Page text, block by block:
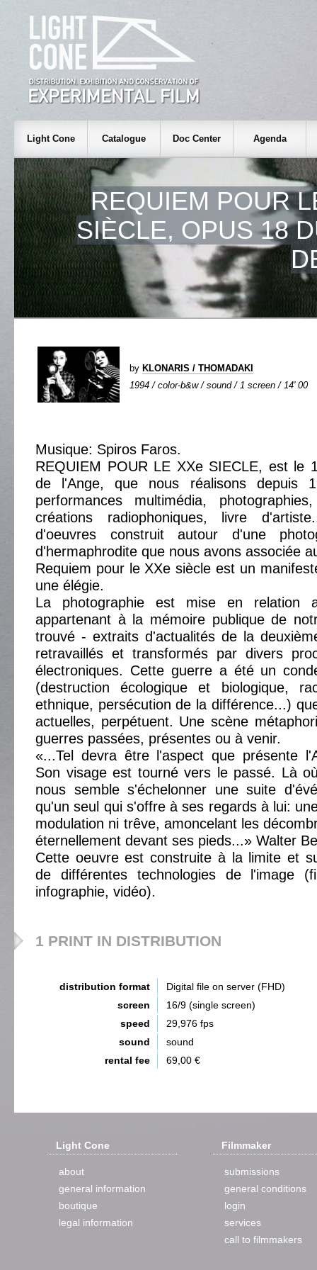
Light Cone Catalogue Doc Center Agenda
REQUIEM POUR
SIÈCLE, OPUS 18
by KLONARIS / THOMADAKI
1994 / color-b&w / sound / 1 screen / 14' 00
Musique: Spiros Faros.
REQUIEM POUR LE XXe SIECLE, est le
de l'Ange, que nous réalisons depuis
performances multimédia,
créations radiophoniques, livre
d'oeuvres construit autour d'une
d'hermaphrodite que nous avons associée
Requiem pour le XXe siècle est un
une élégie.
La photographie est mise en relation
appartenant à la mémoire publique de
trouvé - extraits d'actualités de la
retravaillés et transformés par divers
électroniques. Cette guerre a été un
(destruction écologique et biologique,
ethnique, persécution de la différence...)
actuelles, perpétuent. Une scène
guerres passées, présentes ou à venir.
«...Tel devra être l'aspect que présente
Son visage est tourné vers le passé. Là
nous semble s'échelonner une suite
qu'un seul qui s'offre à ses regards à lui:
modulation ni trêve, amoncelant les
éternellement devant ses pieds...» Walter
Cette oeuvre est construite à la limite et
de différentes technologies de l'image
infographie, vidéo).
1 PRINT IN DISTRIBUTION
distribution format
Digital file on server (FHD)
screen
16/9 (single screen)
speed
29,976 fps
sound
sound
rental fee
69,00 €
Light Cone
about
general information
boutique
legal information
Filmmaker
submissions
general conditions
login
services
call to filmmakers